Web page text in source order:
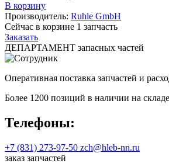
В корзину
Производитель: Ruhle GmbH
Сейчас в корзине 1 запчасть
Заказать
ДЕПАРТАМЕНТ запасных частей
Оперативная поставка запчастей и
Более 1200 позиций в наличии на складе
Телефоны:
+7 (831) 273-97-50 zch@hleb-nn.ru
заказ запчастей